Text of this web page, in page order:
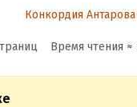
Конкордия Антарова
Время чтения ≈